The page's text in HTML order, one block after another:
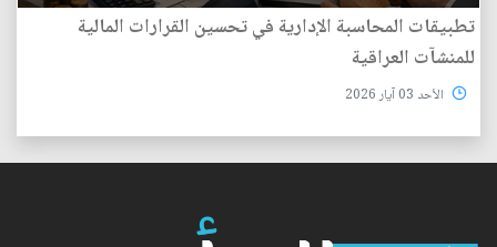
تطبيقات المحاسبة الإدارية في تحسين القرارات المالية
للمنشآت العراقية
الأحد 03 آيار 2026